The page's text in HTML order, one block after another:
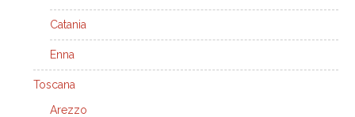
Catania
Enna
Toscana
Arezzo